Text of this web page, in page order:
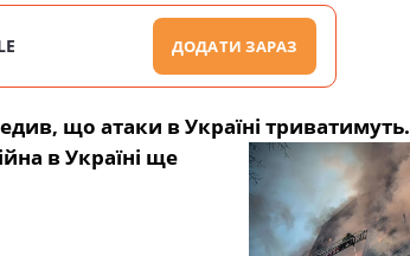
ДОДАТИ ЗАРАЗ
що атаки в Україні триватимуть.
в Україні ще